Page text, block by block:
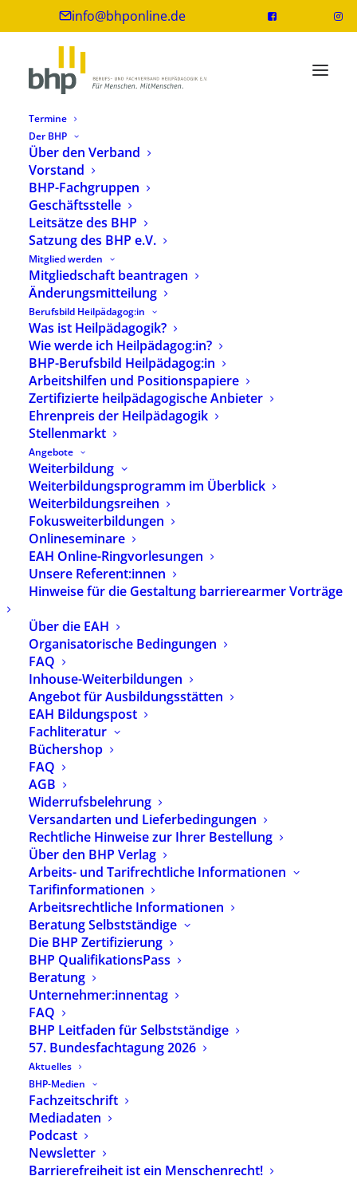
info@bhponline.de
Termine
Der BHP
Über den Verband
Vorstand
BHP-Fachgruppen
Geschäftsstelle
Leitsätze des BHP
Satzung des BHP e.V.
Mitglied werden
Mitgliedschaft beantragen
Änderungsmitteilung
Berufsbild Heilpädagog:in
Was ist Heilpädagogik?
Wie werde ich Heilpädagog:in?
BHP-Berufsbild Heilpädagog:in
Arbeitshilfen und Positionspapiere
Zertifizierte heilpädagogische Anbieter
Ehrenpreis der Heilpädagogik
Stellenmarkt
Angebote
Weiterbildung
Weiterbildungsprogramm im Überblick
Weiterbildungsreihen
Fokusweiterbildungen
Onlineseminare
EAH Online-Ringvorlesungen
Unsere Referent:innen
Hinweise für die Gestaltung barrierearmer Vorträge
Über die EAH
Organisatorische Bedingungen
FAQ
Inhouse-Weiterbildungen
Angebot für Ausbildungsstätten
EAH Bildungspost
Fachliteratur
Büchershop
FAQ
AGB
Widerrufsbelehrung
Versandarten und Lieferbedingungen
Rechtliche Hinweise zur Ihrer Bestellung
Über den BHP Verlag
Arbeits- und Tarifrechtliche Informationen
Tarifinformationen
Arbeitsrechtliche Informationen
Beratung Selbstständige
Die BHP Zertifizierung
BHP QualifikationsPass
Beratung
Unternehmer:innentag
FAQ
BHP Leitfaden für Selbstständige
57. Bundesfachtagung 2026
Aktuelles
BHP-Medien
Fachzeitschrift
Mediadaten
Podcast
Newsletter
Barrierefreiheit ist ein Menschenrecht!
BHP-Praxispapier Heilpädagogik –
Wohnen und Soziales Leben
erschienen
25. Februar 2025 1 Minute
Aus der ReihePraxispapier Heilpädagogik
gibt es jetzt neu das Papier
Eingliederungshilfe – Wohnen und
Soziales Leben.Autorin des Papiers ist
Vera Munde, die die Aufgaben,
Herausforderungen und Ziele von
Heilpädagog:innen in diesem
Arbeitsfeld beschreibt.
Die BHP-Praxispapiere stellen die
aktuelle Situation im Handlungsfeld
komprimiert dar und erörtern die
Aufgaben und Ziele heilpädagogischen
Handelns. Typische Handlungs- und
Bildungskonzepte werden vorgestellt
und rechtliche Rahmenbedingungen
Praxispapiere Entwicklungen und
Perspektiven für heilpädagogisches
Handeln auf und ordnen diese ein. Sie
sind eine eine Weiterentwicklung der
BHP-Positionspapiere und lösen diese
nach und nach ab.
Das BHP-Praxispapier
Eingliederungshilfe – Wohnen und
Soziales Leben können Sie sich hier
herunterladen:
Praxispapier Heilpädagogik -
Wohnen und Soziales Leben
Das Praxispapier Heilpädagogik - Wohnen
und Soziales Leben skizziert die Arbeit von
Herausforderungen im Arbeitsfeld.
Dateigröße:
170.87 KB